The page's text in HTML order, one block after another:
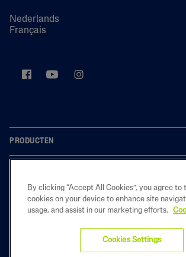
Nederlands
Français
PRODUCTEN
LEGAL
By clicking “Accept All Cookies”, you agree to
cookies on your device to enhance site
usage, and assist in our marketing efforts.
Cookies Settings